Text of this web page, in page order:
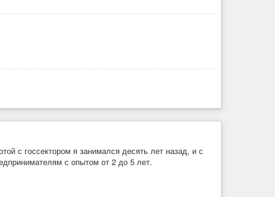
It was first to implement merged mining and a
long-standing problem of producing a naming system
с госсектором я занимался десять лет назад, и с
с опытом от 2 до 5 лет.